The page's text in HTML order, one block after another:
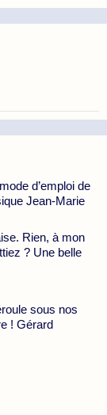
d’emploi de
Jean-Marie
Rien, à mon
? Une belle
sous nos
! Gérard